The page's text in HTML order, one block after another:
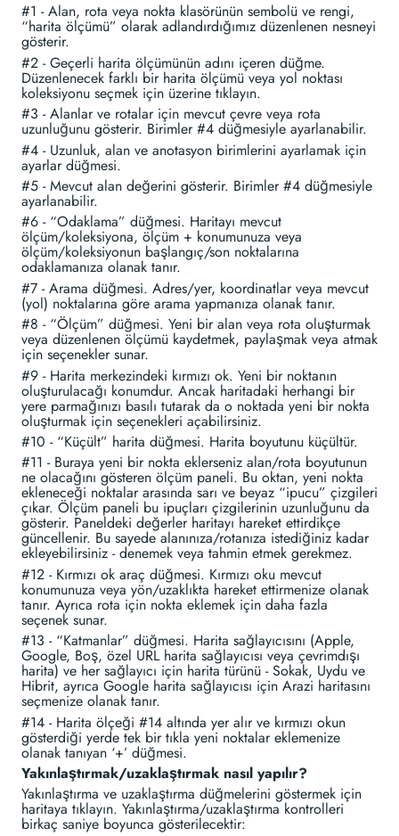
#1 - Alan, rota veya nokta klasörünün sembolü ve rengi,
“harita ölçümü” olarak adlandırdığımız düzenlenen nesneyi
gösterir.
#2 - Geçerli harita ölçümünün adını içeren düğme.
Düzenlenecek farklı bir harita ölçümü veya yol noktası
koleksiyonu seçmek için üzerine tıklayın.
#3 - Alanlar ve rotalar için mevcut çevre veya rota
uzunluğunu gösterir. Birimler #4 düğmesiyle ayarlanabilir.
#4 - Uzunluk, alan ve anotasyon birimlerini ayarlamak için
ayarlar düğmesi.
#5 - Mevcut alan değerini gösterir. Birimler #4 düğmesiyle
ayarlanabilir.
#6 - “Odaklama” düğmesi. Haritayı mevcut
ölçüm/koleksiyona, ölçüm + konumunuza veya
ölçüm/koleksiyonun başlangıç/son noktalarına
odaklamanıza olanak tanır.
#7 - Arama düğmesi. Adres/yer, koordinatlar veya mevcut
(yol) noktalarına göre arama yapmanıza olanak tanır.
#8 - “Ölçüm” düğmesi. Yeni bir alan veya rota oluşturmak
veya düzenlenen ölçümü kaydetmek, paylaşmak veya atmak
için seçenekler sunar.
#9 - Harita merkezindeki kırmızı ok. Yeni bir noktanın
oluşturulacağı konumdur. Ancak haritadaki herhangi bir
yere parmağınızı basılı tutarak da o noktada yeni bir nokta
oluşturmak için seçenekleri açabilirsiniz.
#10 - “Küçült” harita düğmesi. Harita boyutunu küçültür.
#11 - Buraya yeni bir nokta eklerseniz alan/rota boyutunun
ne olacağını gösteren ölçüm paneli. Bu oktan, yeni nokta
ekleneceği noktalar arasında sarı ve beyaz “ipucu” çizgileri
çıkar. Ölçüm paneli bu ipuçları çizgilerinin uzunluğunu da
gösterir. Paneldeki değerler haritayı hareket ettirdikçe
güncellenir. Bu sayede alanınıza/rotanıza istediğiniz kadar
ekleyebilirsiniz - denemek veya tahmin etmek gerekmez.
#12 - Kırmızı ok araç düğmesi. Kırmızı oku mevcut
konumunuza veya yön/uzaklıkta hareket ettirmenize olanak
tanır. Ayrıca rota için nokta eklemek için daha fazla
seçenek sunar.
#13 - “Katmanlar” düğmesi. Harita sağlayıcısını (Apple,
Google, Boş, özel URL harita sağlayıcısı veya çevrimdışı
harita) ve her sağlayıcı için harita türünü - Sokak, Uydu ve
Hibrit, ayrıca Google harita sağlayıcısı için Arazi haritasını
seçmenize olanak tanır.
#14 - Harita ölçeği #14 altında yer alır ve kırmızı okun
gösterdiği yerde tek bir tıkla yeni noktalar eklemenize
olanak tanıyan ‘+’ düğmesi.
Yakınlaştırmak/uzaklaştırmak nasıl yapılır?
Yakınlaştırma ve uzaklaştırma düğmelerini göstermek için
haritaya tıklayın. Yakınlaştırma/uzaklaştırma kontrolleri
birkaç saniye boyunca gösterilecektir: